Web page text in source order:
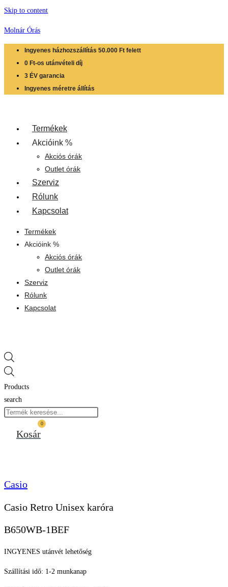
Skip to content
Molnár Órás
Ingyenes házhozszállítás 50.000 Ft felett
0 Ft-os utánvételi díj
3 ÉV garancia
Ingyenes méretre állítás
Termékek
Akcióink %
Akciós órák
Outlet órák
Szerviz
Rólunk
Kapcsolat
Termékek
Akcióink %
Akciós órák
Outlet órák
Szerviz
Rólunk
Kapcsolat
Products
search
0
Kosár
Casio
Casio Retro Unisex karóra
B650WB-1BEF
INGYENES utánvét lehetőség
Szállítási idő: 1-2 munkanap